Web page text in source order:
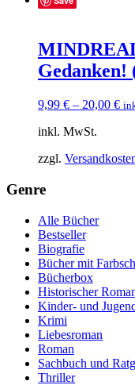
Gedanken!
9,99 € – 20,00 €
inkl. MwSt.
zzgl.
Genre
Alle Bücher
Bestseller
Biografie
Bücher mit
Bücherbox
Historischer
Kinder- und
Krimi
Liebesroman
Roman
Sachbuch und
Thriller